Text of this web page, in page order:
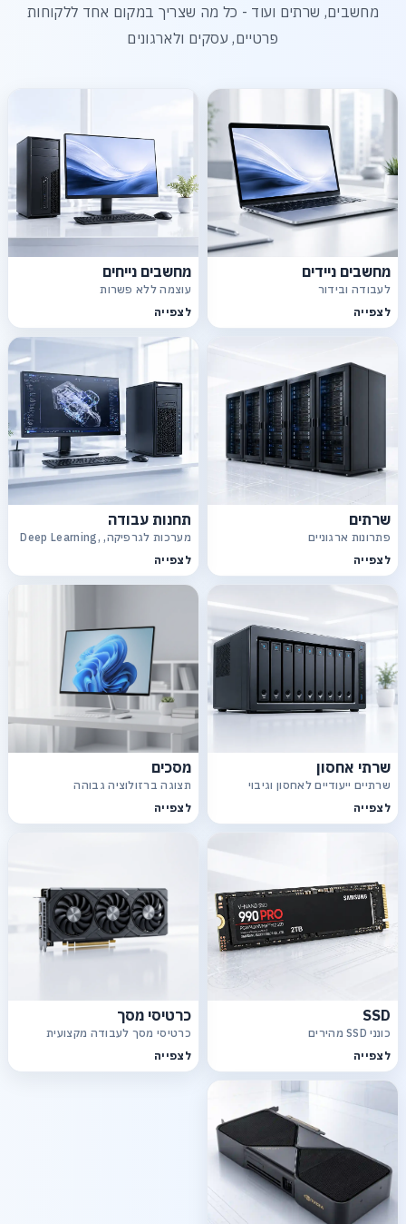
מחשבים, שרתים ועוד - כל מה שצריך במקום אחד ללקוחות
פרטיים, עסקים ולארגונים
מחשבים ניידים
לעבודה ובידור
לצפייה
מחשבים נייחים
עוצמה ללא פשרות
לצפייה
שרתים
פתרונות ארגוניים
לצפייה
תחנות עבודה
מערכות לגרפיקה, Deep Learning,
לצפייה
שרתי אחסון
שרתיים ייעודיים לאחסון וגיבוי
לצפייה
מסכים
תצוגה ברזולוציה גבוהה
לצפייה
SSD
כונני SSD מהירים
לצפייה
כרטיסי מסך
כרטיסי מסך לעבודה מקצועית
לצפייה